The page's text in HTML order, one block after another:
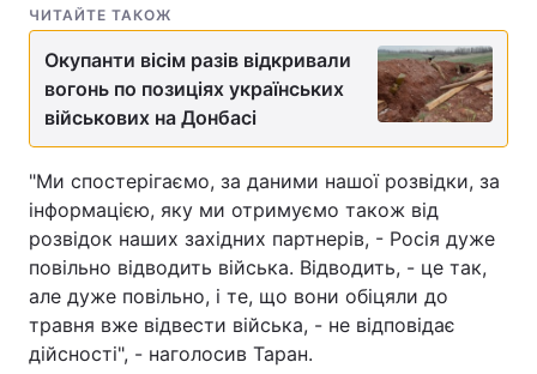
ЧИТАЙТЕ ТАКОЖ
Окупанти вісім разів відкривали
вогонь по позиціях українських
військових на Донбасі
"Ми спостерігаємо, за даними нашої розвідки, за
інформацією, яку ми отримуємо також від
розвідок наших західних партнерів, - Росія дуже
повільно відводить війська. Відводить, - це так,
але дуже повільно, і те, що вони обіцяли до
травня вже відвести війська, - не відповідає
дійсності", - наголосив Таран.